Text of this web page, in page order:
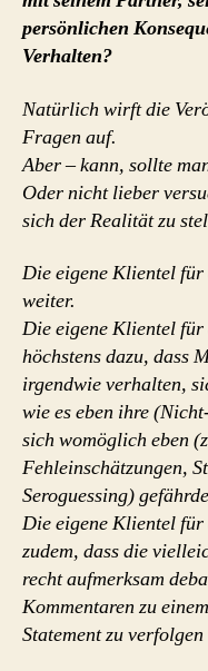
persönlichen
Verhalten?
Natürlich wirft die
Fragen auf.
Aber – kann, sollte
Oder nicht lieber
sich der Realität zu
Die eigene Klientel
weiter.
Die eigene Klientel
höchstens dazu, dass
irgendwie verhalten,
wie es eben ihre
sich womöglich eben
Fehleinschätzungen,
Seroguessing)
Die eigene Klientel für
zudem, dass die
recht aufmerksam
Kommentaren zu einem
Statement zu